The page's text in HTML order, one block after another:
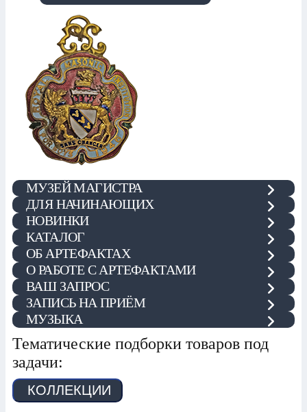
МУЗЕЙ МАГИСТРА
ДЛЯ НАЧИНАЮЩИХ
НОВИНКИ
КАТАЛОГ
ОБ АРТЕФАКТАХ
О РАБОТЕ С АРТЕФАКТАМИ
ВАШ ЗАПРОС
ЗАПИСЬ НА ПРИЁМ
МУЗЫКА
Тематические подборки товаров под
задачи:
КОЛЛЕКЦИИ